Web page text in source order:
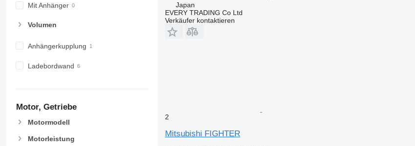
Mit Anhänger
Volumen
Anhängerkupplung
Ladebordwand
Motor, Getriebe
Motormodell
Motorleistung
Japan
EVERY TRADING Co Ltd
Verkäufer kontaktieren
2
Mitsubishi FIGHTER